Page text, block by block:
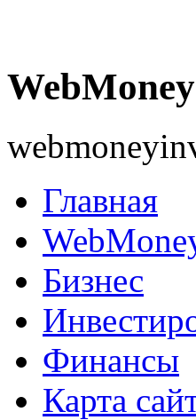
Главная
Бизнес
Финансы
Карта